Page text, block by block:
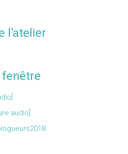
l’atelier
fenêtre
audio]